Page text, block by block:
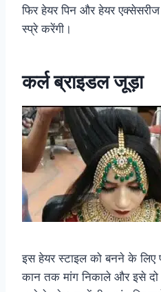
फिर हेयर पिन और हेयर
स्प्रे करेंगी।
कर्ल ब्राइडल जूड़ा
इस हेयर स्टाइल को बनने के लिए
कान तक मांग निकाले और इसे